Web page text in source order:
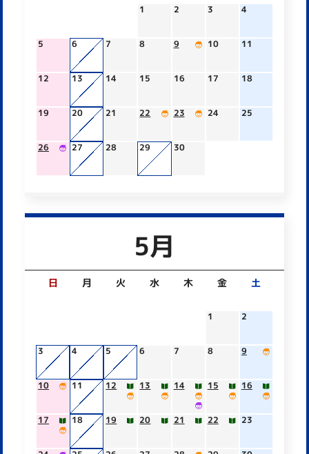
1 2 3 4
5 6 7 8 9 10 11
12 13 14 15 16 17 18
19 20 21 22 23 24 25
26 27 28 29 30
5月
日 月 火 水 木 金 土
1 2
3 4 5 6 7 8 9
10 11 12 13 14 15 16
17 18 19 20 21 22 23